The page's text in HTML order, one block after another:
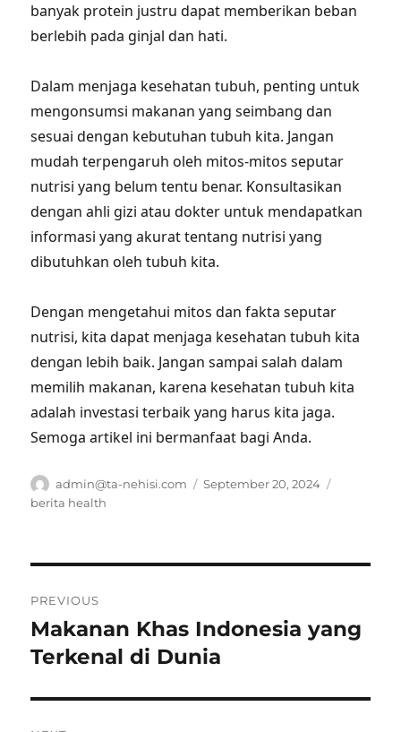
banyak protein justru dapat memberikan beban
berlebih pada ginjal dan hati.
Dalam menjaga kesehatan tubuh, penting untuk
mengonsumsi makanan yang seimbang dan
sesuai dengan kebutuhan tubuh kita. Jangan
mudah terpengaruh oleh mitos-mitos seputar
nutrisi yang belum tentu benar. Konsultasikan
dengan ahli gizi atau dokter untuk mendapatkan
informasi yang akurat tentang nutrisi yang
dibutuhkan oleh tubuh kita.
Dengan mengetahui mitos dan fakta seputar
nutrisi, kita dapat menjaga kesehatan tubuh kita
dengan lebih baik. Jangan sampai salah dalam
memilih makanan, karena kesehatan tubuh kita
adalah investasi terbaik yang harus kita jaga.
Semoga artikel ini bermanfaat bagi Anda.
Author
admin@ta-nehisi.com
Posted
September 20, 2024
berita health
navigation
PREVIOUS
Previous
post:
Makanan Khas Indonesia yang
Terkenal di Dunia